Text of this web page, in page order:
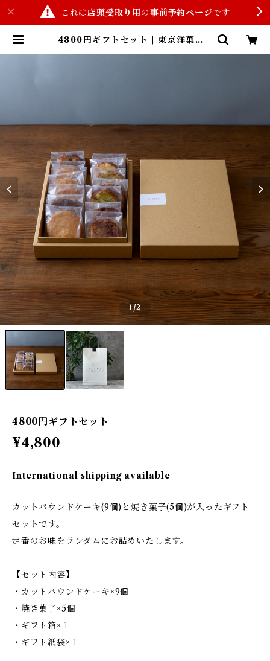
これは店頭受取り用の事前予約ページです
4800円ギフトセット | 東京洋菓子T
1/2
4800円ギフトセット
¥4,800
International shipping available
カットパウンドケーキ(9個)と焼き菓子(5個)が入ったギフト
セットです。
定番のお味をランダムにお詰めいたします。
【セット内容】
・カットパウンドケーキ×9個
・焼き菓子×5個
・ギフト箱×１
・ギフト紙袋×１